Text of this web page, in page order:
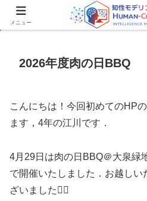
2026年度肉の日BBQ
こんにちは！今回初めてのHP
ます，4年の江川です．
4月29日は肉の日BBQ＠大泉緑
で開催いたしました．お越し
ざいました🙇‍♀️
メニュー